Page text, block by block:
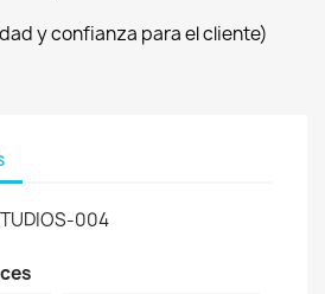
y confianza para el cliente)
004